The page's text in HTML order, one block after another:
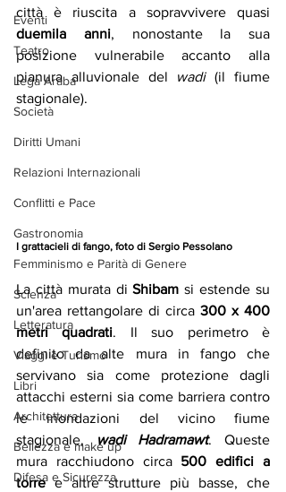
Eventi
Teatro
Lega Araba
Società
Diritti Umani
Relazioni Internazionali
Conflitti e Pace
Gastronomia
Femminismo e Parità di Genere
Scienza
Letteratura
Viaggi e Turismo
Libri
Architettura
Bellezza e make up
Difesa e Sicurezza
duemila anni, nonostante la sua
posizione vulnerabile accanto alla
pianura alluvionale del wadi (il fiume
stagionale).
I grattacieli di fango, foto di Sergio Pessolano
La città murata di Shibam si estende su
un'area rettangolare di circa 300 x 400
metri quadrati. Il suo perimetro è
definito da alte mura in fango che
servivano sia come protezione dagli
attacchi esterni sia come barriera contro
le inondazioni del vicino fiume
stagionale, wadi Hadramawt. Queste
mura racchiudono circa 500 edifici a
torre e altre strutture più basse, che